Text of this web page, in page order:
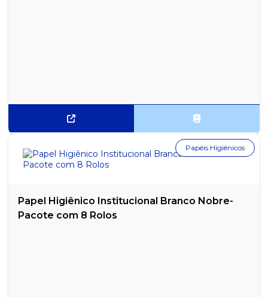
REQUEIJÃO CREMOSO SUL MINAS - POTE COM 200G
REQUEIJÃO CREMOSO VIGOR - POTE COM 200G
Papel Higiênico Institucional Branco Nobre-
Pacote com 8 Rolos
Papéis Higiênicos